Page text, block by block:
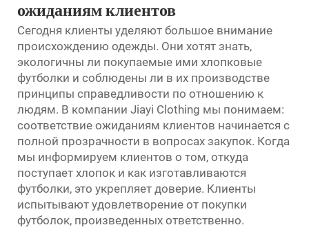
ожиданиям клиентов
Сегодня клиенты уделяют большое внимание
происхождению одежды. Они хотят знать,
экологичны ли покупаемые ими хлопковые
футболки и соблюдены ли в их производстве
принципы справедливости по отношению к
людям. В компании Jiayi Clothing мы понимаем:
соответствие ожиданиям клиентов начинается с
полной прозрачности в вопросах закупок. Когда
мы информируем клиентов о том, откуда
поступает хлопок и как изготавливаются
футболки, это укрепляет доверие. Клиенты
испытывают удовлетворение от покупки
футболок, произведенных ответственно.